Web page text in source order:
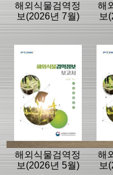
해외식물검역정
보(2026년 7월)
해
보
해외식물검역정
보(2026년 5월)
해
보